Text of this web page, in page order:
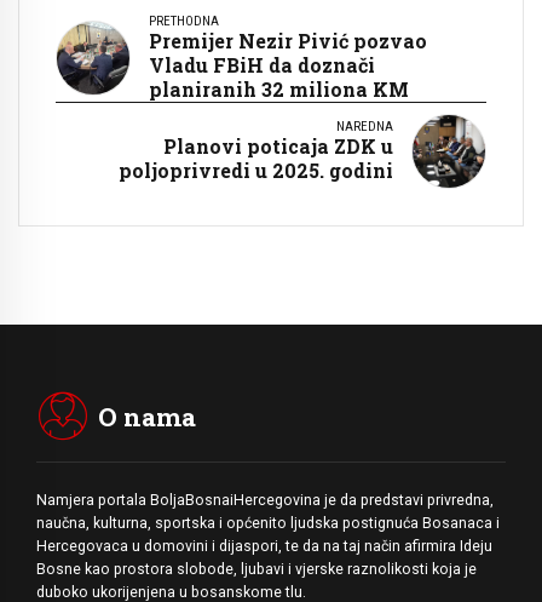
PRETHODNA
Premijer Nezir Pivić pozvao
Vladu FBiH da doznači
planiranih 32 miliona KM
NAREDNA
Planovi poticaja ZDK u
poljoprivredi u 2025. godini
O nama
Namjera portala BoljaBosnaiHercegovina je da predstavi privredna,
naučna, kulturna, sportska i općenito ljudska postignuća Bosanaca i
Hercegovaca u domovini i dijaspori, te da na taj način afirmira Ideju
Bosne kao prostora slobode, ljubavi i vjerske raznolikosti koja je
duboko ukorijenjena u bosanskome tlu.